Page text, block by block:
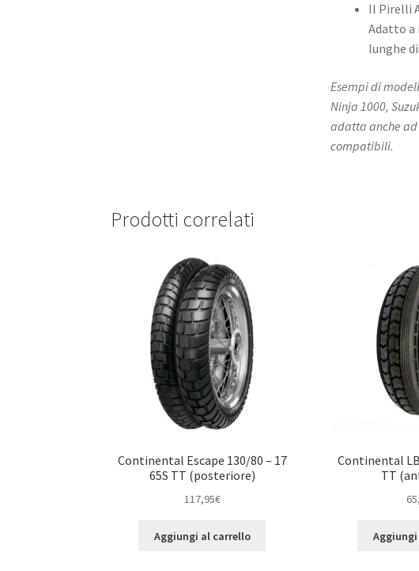
Il Pirelli
Adatto a
lunghe
Esempi di
Ninja 1000,
adatta anche
compatibili.
Prodotti correlati
Continental Escape 130/80 – 17
65S TT (posteriore)
117,95€
Aggiungi al carrello
Continental LB
TT